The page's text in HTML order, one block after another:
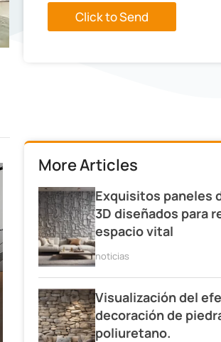
a
e
Click to Send
More Articles
Exquisitos paneles
3D diseñados para
espacio vital
noticias
Visualización del
decoración de
poliuretano.